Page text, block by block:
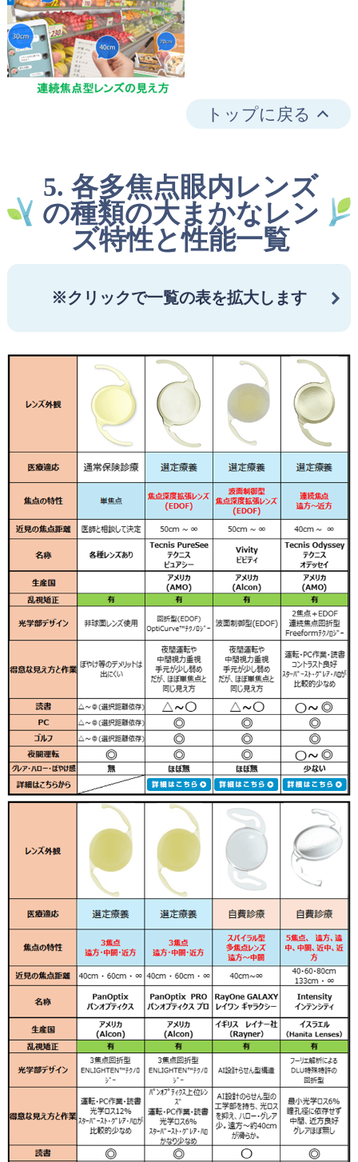
トップに戻る
5. 各多焦点眼内レンズ
の種類の大まかなレン
ズ特性と性能一覧
※クリックで一覧の表を拡大します